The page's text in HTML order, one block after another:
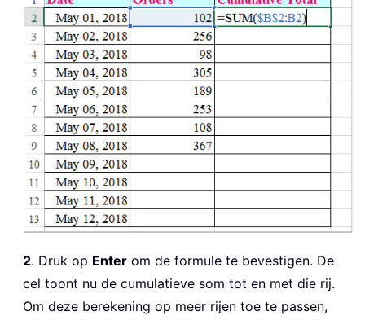
2. Druk op Enter om de formule te bevestigen. De
cel toont nu de cumulatieve som tot en met die rij.
Om deze berekening op meer rijen toe te passen,